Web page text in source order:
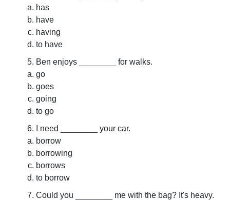
has
have
having
to have
Ben enjoys ________ for walks.
go
goes
going
to go
I need ________ your car.
borrow
borrowing
borrows
to borrow
Could you ________ me with the bag? It's heavy.